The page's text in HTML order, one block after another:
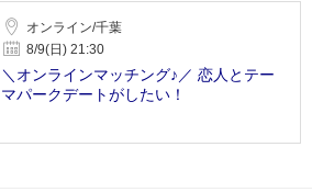
オンライン/千葉
8/9(日) 21:30
＼オンラインマッチング♪／ 恋人とテー
マパークデートがしたい！